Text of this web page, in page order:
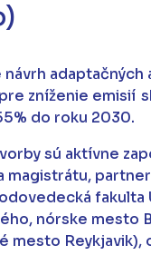
)
adaptačných
zníženie emisií
do roku 2030.
sú aktívne
magistrátu,
fakulta
nórske mesto
mesto Reykjavik),